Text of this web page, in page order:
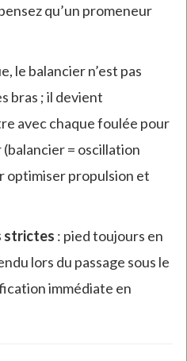
qu’un promeneur
le balancier n’est pas
bras ; il devient
avec chaque foulée pour
= oscillation
optimiser propulsion et
strictes : pied toujours en
lors du passage sous le
immédiate en